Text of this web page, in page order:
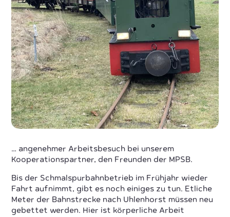
… angenehmer Arbeitsbesuch bei unserem
Kooperationspartner, den Freunden der MPSB.
Bis der Schmalspurbahnbetrieb im Frühjahr wieder
Fahrt aufnimmt, gibt es noch einiges zu tun. Etliche
Meter der Bahnstrecke nach Uhlenhorst müssen neu
gebettet werden. Hier ist körperliche Arbeit